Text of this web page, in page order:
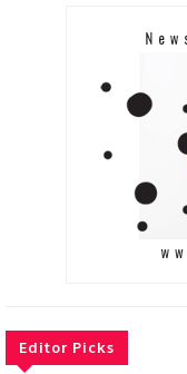
Editor Picks